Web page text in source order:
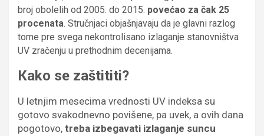
broj obolelih od 2005. do 2015. povećao za čak 25
procenata. Stručnjaci objašnjavaju da je glavni razlog
tome pre svega nekontrolisano izlaganje stanovništva
UV zračenju u prethodnim decenijama.
Кako se zaštititi?
U letnjim mesecima vrednosti UV indeksa su
gotovo svakodnevno povišene, pa uvek, a ovih dana
pogotovo, treba izbegavati izlaganje suncu